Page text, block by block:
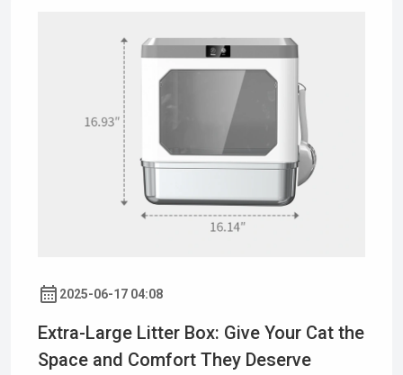
2025-06-17 04:08
Extra-Large Litter Box: Give Your Cat the
Space and Comfort They Deserve